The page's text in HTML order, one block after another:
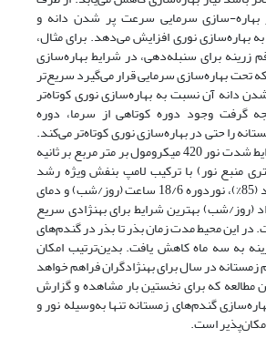
بهاره-سازی سرمایی سرعت پر شدن دانه و
بهاره‌سازی نوری افزایش می‌دهد. برای مثال،
زرینه برای سنبله‌دهی، در شرایط بهاره‌سازی
تحت بهاره‌سازی سرمایی قرار می‌گیرد سریع‌تر
دانه آن نسبت به بهاره‌سازی نوری کوتاه‌تر
گرفت وجود دوره کوتاهی از سرما، دوره
را حتی در بهاره‌سازی نوری کوتاه‌تر می‌کند.
نتایج نشان داد که شرایط شدت نور 420 میکرومول بر متر مربع بر ثانیه
30 سانتیمتری منبع نور) با ترکیب لامپ بنفش ویژه‌ رشد
(15%) و نور LED سفید (85%)، نوردوره 18/6 ساعت (روز/شب) و دمای
(روز/شب) بهترین شرایط برای بهنژادی سریع
در این محیط مدت زمان بذر تا بذر در گندم‌های
به سه ماه کاهش یافت. بدین‌ترتیب امکان
در سال برای بهنژادگران فراهم خواهد
مطالعه که برای نخستین بار مشاهده و گزارش
گندم‌های زمستانه تنها به‌وسیله نور و
است.